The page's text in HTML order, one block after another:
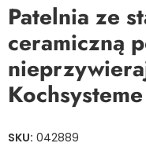
Patelnia ze
ceramiczną
SKU: 042889